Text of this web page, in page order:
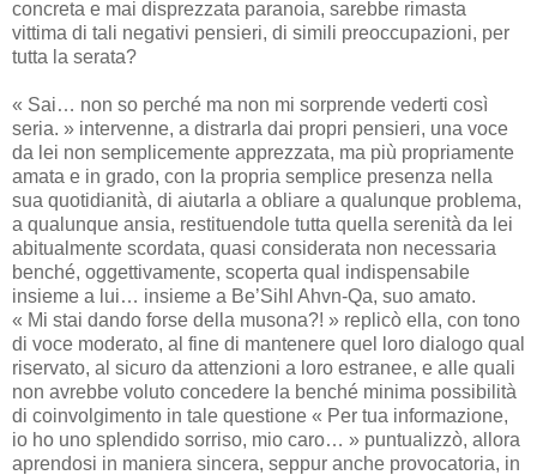
concreta e mai disprezzata paranoia, sarebbe rimasta
vittima di tali negativi pensieri, di simili preoccupazioni, per
tutta la serata?
« Sai… non so perché ma non mi sorprende vederti così
seria. » intervenne, a distrarla dai propri pensieri, una voce
da lei non semplicemente apprezzata, ma più propriamente
amata e in grado, con la propria semplice presenza nella
sua quotidianità, di aiutarla a obliare a qualunque problema,
a qualunque ansia, restituendole tutta quella serenità da lei
abitualmente scordata, quasi considerata non necessaria
benché, oggettivamente, scoperta qual indispensabile
insieme a lui… insieme a Be’Sihl Ahvn-Qa, suo amato.
« Mi stai dando forse della musona?! » replicò ella, con tono
di voce moderato, al fine di mantenere quel loro dialogo qual
riservato, al sicuro da attenzioni a loro estranee, e alle quali
non avrebbe voluto concedere la benché minima possibilità
di coinvolgimento in tale questione « Per tua informazione,
io ho uno splendido sorriso, mio caro… » puntualizzò, allora
aprendosi in maniera sincera, seppur anche provocatoria, in